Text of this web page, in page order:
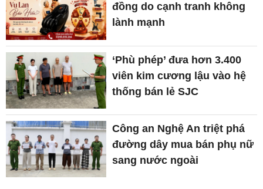
đồng do cạnh tranh không
lành mạnh
‘Phù phép’ đưa hơn 3.400
viên kim cương lậu vào hệ
thống bán lẻ SJC
Công an Nghệ An triệt phá
đường dây mua bán phụ nữ
sang nước ngoài